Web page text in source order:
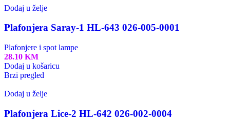
Dodaj u želje
Plafonjera Saray-1 HL-643 026-005-0001
Plafonjere i spot lampe
28.10 KM
Dodaj u košaricu
Brzi pregled
Dodaj u želje
Plafonjera Lice-2 HL-642 026-002-0004